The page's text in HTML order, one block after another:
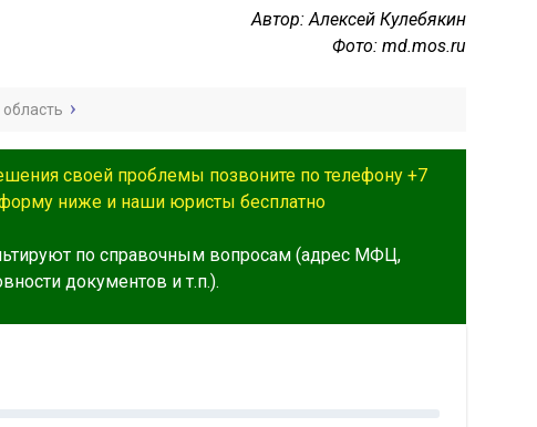
Автор: Алексей Кулебякин
Фото: md.mos.ru
своей проблемы позвоните по телефону +7
ниже и наши юристы бесплатно
по справочным вопросам (адрес МФЦ,
документов и т.п.).